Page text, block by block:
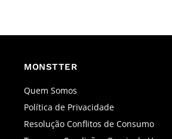
MONSTTER
Quem Somos
Política de Privacidade
Resolução Conflitos de Consumo